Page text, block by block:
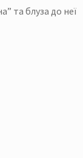
та блуза до неї